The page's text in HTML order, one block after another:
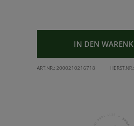
IN DEN
ART.NR.: 2000210216718 HERST.NR.: